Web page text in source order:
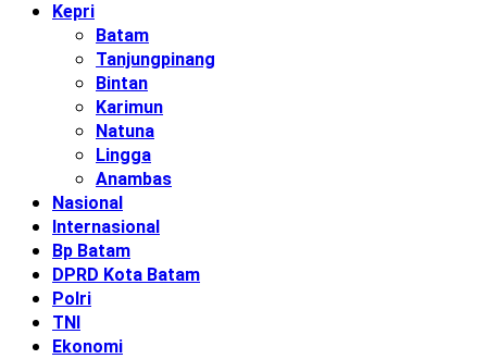
Kepri
Batam
Tanjungpinang
Bintan
Karimun
Natuna
Lingga
Anambas
Nasional
Internasional
Bp Batam
DPRD Kota Batam
Polri
TNI
Ekonomi